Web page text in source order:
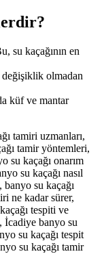
su kaçağının en
değişiklik olmadan
küf ve mantar
tamiri uzmanları,
tamir yöntemleri,
su kaçağı onarım
su kaçağı nasıl
banyo su kaçağı
ne kadar sürer,
tespiti ve
İcadiye banyo su
su kaçağı tespit
su kaçağı tamir